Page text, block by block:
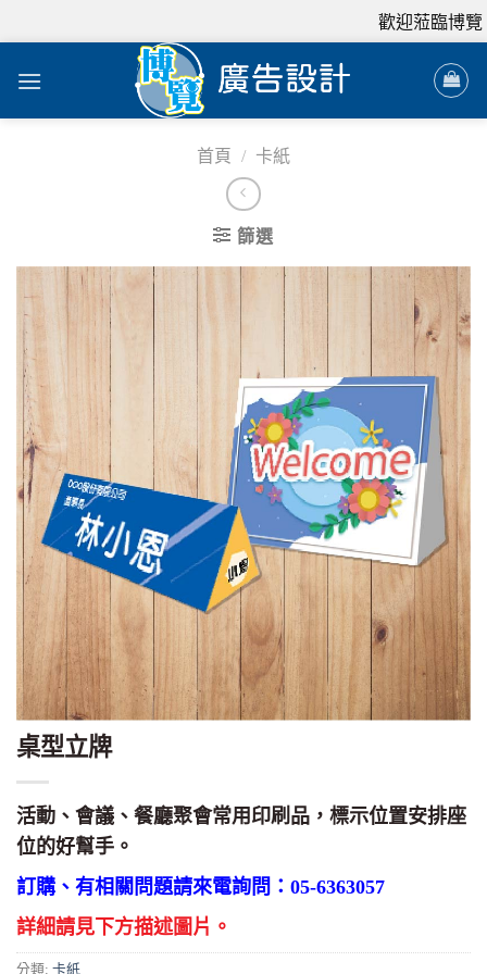
歡迎蒞臨博覽
首頁 / 卡紙
篩選
桌型立牌
活動、會議、餐廳聚會常用印刷品，標示位置安排座
位的好幫手。
訂購、有相關問題請來電詢問：05-6363057
詳細請見下方描述圖片。
分類: 卡紙